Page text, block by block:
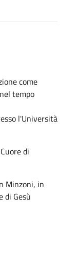
come
tempo
l'Università
di
Minzoni, in
di Gesù